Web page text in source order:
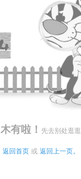
木有啦！ 先去别处逛逛
返回首页 或 返回上一页。